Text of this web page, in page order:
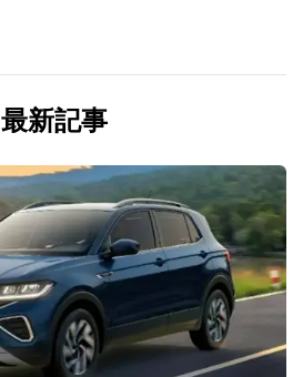
最新記事